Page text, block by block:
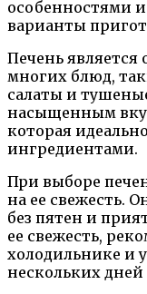
особенностями
варианты
Печень
многих блюд,
салаты и
насыщенным
которая
ингредиентами.
При выборе
на ее свежесть.
без пятен и
ее свежесть,
холодильнике и
нескольких